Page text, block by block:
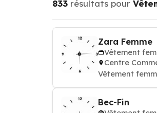
833 résultats pour
Zara Femme
Vêtement
Centre
Vêtement
Bec-Fin